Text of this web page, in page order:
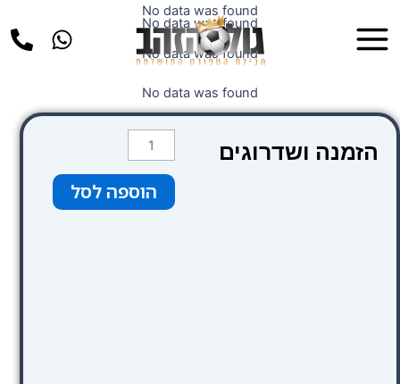
לתוכן
Menu
No data was found
No data was found
No data was found
No data was found
הזמנה ושדרוגים
כמות
של
HD8
Hotel
הוספה לסל